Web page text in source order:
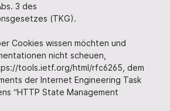
3 des
(TKG).
Cookies wissen möchten und
nicht scheuen,
tools.ietf.org/html/rfc6265, dem
der Internet Engineering Task
“HTTP State Management